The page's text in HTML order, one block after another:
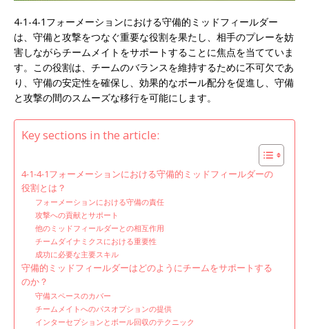
4-1-4-1フォーメーションにおける守備的ミッドフィールダー
は、守備と攻撃をつなぐ重要な役割を果たし、相手のプレーを妨
害しながらチームメイトをサポートすることに焦点を当てていま
す。この役割は、チームのバランスを維持するために不可欠であ
り、守備の安定性を確保し、効果的なボール配分を促進し、守備
と攻撃の間のスムーズな移行を可能にします。
Key sections in the article:
4-1-4-1フォーメーションにおける守備的ミッドフィールダーの
役割とは？
フォーメーションにおける守備の責任
攻撃への貢献とサポート
他のミッドフィールダーとの相互作用
チームダイナミクスにおける重要性
成功に必要な主要スキル
守備的ミッドフィールダーはどのようにチームをサポートする
のか？
守備スペースのカバー
チームメイトへのパスオプションの提供
インターセプションとボール回収のテクニック